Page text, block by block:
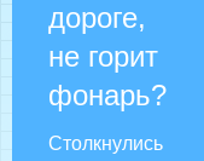
дороге,
не горит
фонарь?
Столкнулись